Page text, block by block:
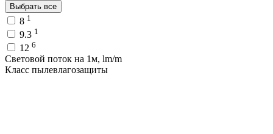
Выбрать все
8 1
9.3 1
12 6
Световой поток на 1м, lm/m
Класс пылевлагозащиты